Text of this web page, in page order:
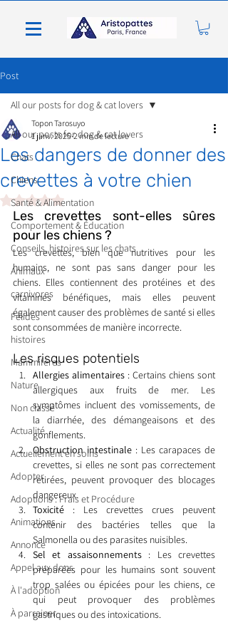
Post
All our posts for dog & cat lovers
Chats
Chiens
Santé & Alimentation
Comportement & Éducation
Conseils, histoires sur les chats
Animaux
carnivores
Félidés
histoires
Mammifères
Nature
Non classé
Actualité
Actuellement en soins
Adopter
Adoptions : Frais et Procédure
Animations
Annonce
Appel aux dons
À l'adoption
À parrainer
All our posts for dog & cat lovers
Les dangers de donner des
crevettes à votre chien
Topon Tarosuyo
1 janv. 2025 2 min de lecture
Noté NaN étoiles sur 5.
Les crevettes sont-elles sûres
pour les chiens ?
Les crevettes, bien que nutritives pour les
humains, ne sont pas sans danger pour les
chiens. Elles contiennent des protéines et des
vitamines bénéfiques, mais elles peuvent
également causer des problèmes de santé si elles
sont consommées de manière incorrecte.
Les risques potentiels
Allergies alimentaires : Certains chiens sont
allergiques aux fruits de mer. Les
symptômes incluent des vomissements, de
la diarrhée, des démangeaisons et des
gonflements.
Obstruction intestinale : Les carapaces de
crevettes, si elles ne sont pas correctement
retirées, peuvent provoquer des blocages
dangereux.
Toxicité : Les crevettes crues peuvent
contenir des bactéries telles que la
Salmonella ou des parasites nuisibles.
Sel et assaisonnements : Les crevettes
préparées pour les humains sont souvent
trop salées ou épicées pour les chiens, ce
qui peut provoquer des problèmes
gastriques ou des intoxications.